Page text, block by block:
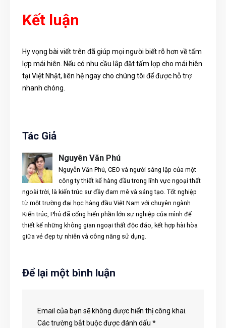
Kết luận
Hy vọng bài viết trên đã giúp mọi người biết rõ hơn về tấm
lợp mái hiên. Nếu có nhu cầu lắp đặt tấm lợp cho mái hiên
tại Việt Nhật, liên hệ ngay cho chúng tôi để được hỗ trợ
nhanh chóng.
Tác Giả
Nguyên Văn Phú
Nguyễn Văn Phú, CEO và người sáng lập của một
công ty thiết kế hàng đầu trong lĩnh vực ngoại thất
ngoài trời, là kiến trúc sư đầy đam mê và sáng tạo. Tốt nghiệp
từ một trường đại học hàng đầu Việt Nam với chuyên ngành
Kiến trúc, Phú đã cống hiến phần lớn sự nghiệp của mình để
thiết kế những không gian ngoại thất độc đáo, kết hợp hài hòa
giữa vẻ đẹp tự nhiên và công năng sử dụng.
Để lại một bình luận
Email của bạn sẽ không được hiển thị công khai.
Các trường bắt buộc được đánh dấu *